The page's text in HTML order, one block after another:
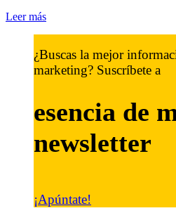
Leer más
¿Buscas la mejor
marketing? Suscríbete a
esencia de
newsletter
¡Apúntate!